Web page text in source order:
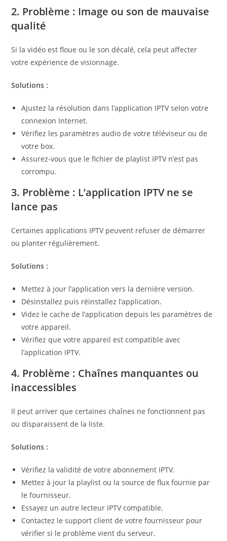
2. Problème : Image ou son de mauvaise
qualité
Si la vidéo est floue ou le son décalé, cela peut affecter
votre expérience de visionnage.
Solutions :
Ajustez la résolution dans l’application IPTV selon votre
connexion Internet.
Vérifiez les paramètres audio de votre téléviseur ou de
votre box.
Assurez-vous que le fichier de playlist IPTV n’est pas
corrompu.
3. Problème : L’application IPTV ne se
lance pas
Certaines applications IPTV peuvent refuser de démarrer
ou planter régulièrement.
Solutions :
Mettez à jour l’application vers la dernière version.
Désinstallez puis réinstallez l’application.
Videz le cache de l’application depuis les paramètres de
votre appareil.
Vérifiez que votre appareil est compatible avec
l’application IPTV.
4. Problème : Chaînes manquantes ou
inaccessibles
Il peut arriver que certaines chaînes ne fonctionnent pas
ou disparaissent de la liste.
Solutions :
Vérifiez la validité de votre abonnement IPTV.
Mettez à jour la playlist ou la source de flux fournie par
le fournisseur.
Essayez un autre lecteur IPTV compatible.
Contactez le support client de votre fournisseur pour
vérifier si le problème vient du serveur.